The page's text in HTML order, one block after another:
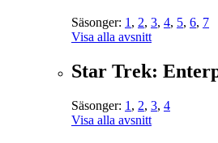
Säsonger: 1 , 2, 3, 4, 5, 6, 7
Visa alla avsnitt
Star Trek:
Säsonger: 1 , 2, 3, 4
Visa alla avsnitt